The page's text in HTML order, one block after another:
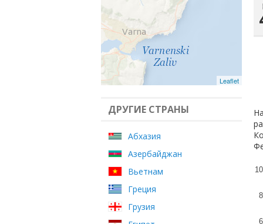
Leaflet
ДРУГИЕ СТРАНЫ
Абхазия
Азербайджан
Вьетнам
Греция
Грузия